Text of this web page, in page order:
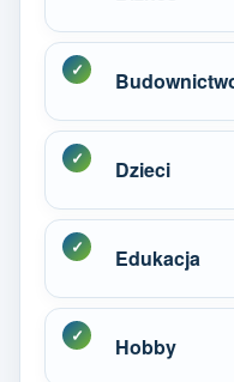
Dzieci
Edukacja
Hobby